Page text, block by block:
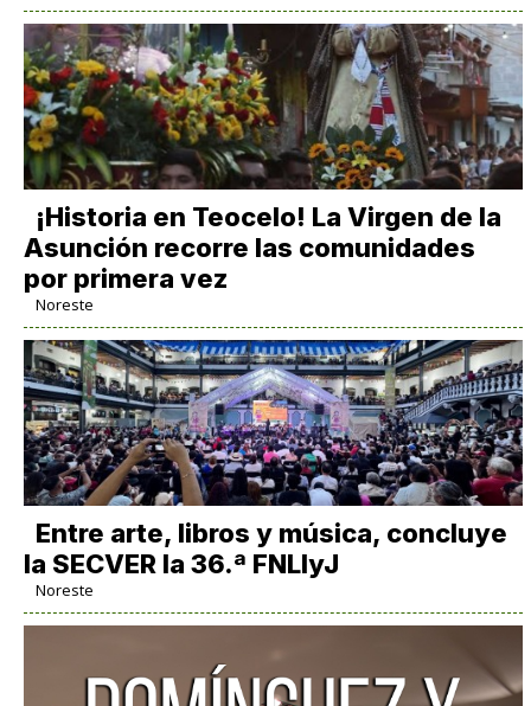
​¡Historia en Teocelo! La Virgen de la
Asunción recorre las comunidades
por primera vez
Noreste
Entre arte, libros y música, concluye
la SECVER la 36.ª FNLIyJ
Noreste